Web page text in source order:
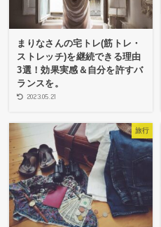
まりなさんの宅トレ(筋トレ・
ストレッチ)を継続できる理由
3選！効果実感＆自分を許すバ
ランスを。
2023.05.21
旅行